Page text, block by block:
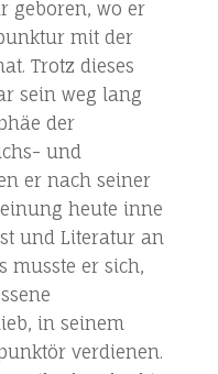
geboren, wo er
mit der
Trotz dieses
sein weg lang
der
und
er nach seiner
heute inne
und Literatur an
musste er sich,
in seinem
verdienen.